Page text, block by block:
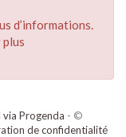
d’informations.
Progenda - ©
de confidentialité